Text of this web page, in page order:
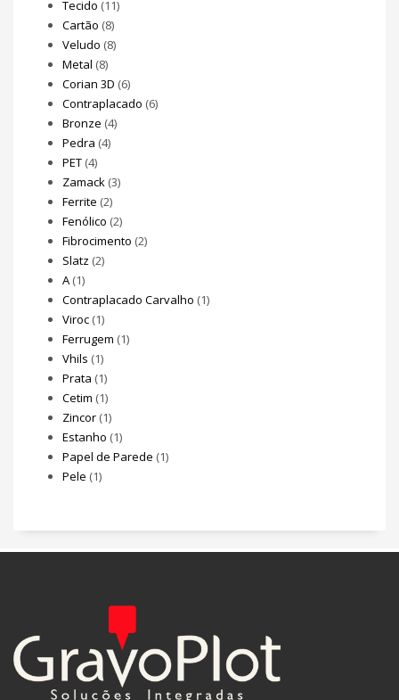
Tecido (11)
Cartão (8)
Veludo (8)
Metal (8)
Corian 3D (6)
Contraplacado (6)
Bronze (4)
Pedra (4)
PET (4)
Zamack (3)
Ferrite (2)
Fenólico (2)
Fibrocimento (2)
Slatz (2)
A (1)
Contraplacado Carvalho (1)
Viroc (1)
Ferrugem (1)
Vhils (1)
Prata (1)
Cetim (1)
Zincor (1)
Estanho (1)
Papel de Parede (1)
Pele (1)